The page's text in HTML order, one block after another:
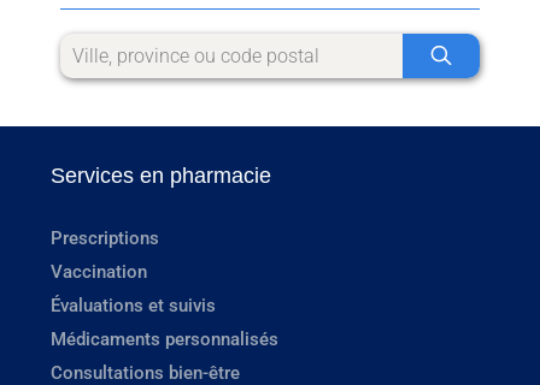
Services en pharmacie
Prescriptions
Vaccination
Évaluations et suivis
Médicaments personnalisés
Consultations bien-être